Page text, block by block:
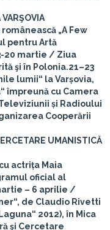
„A Few
pentru Artă
20 martie / Ziua
şi în Polonia.21–23
lumii“ la Varșovia,
împreună cu Camera
și Radioului
Cooperării
UMANISTICĂ
actrița Maia
oficial al
– 6 aprilie /
de Claudio Rivetti
2012), în Mica
şi Cercetare